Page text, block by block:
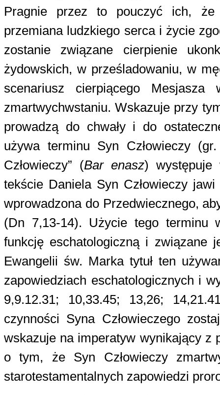
Pragnie przez to pouczyć ich,
przemiana ludzkiego serca i życie
zostanie związane cierpienie
żydowskich, w prześladowaniu, w
scenariusz cierpiącego
zmartwychwstaniu. Wskazuje przy
prowadzą do chwały i do
używa terminu Syn Człowieczy
Człowieczy” (Bar enasz) występuje
tekście Daniela Syn Człowieczy
wprowadzona do Przedwiecznego,
(Dn 7,13-14). Użycie tego terminu
funkcję eschatologiczną i związane
Ewangelii św. Marka tytuł ten
zapowiedziach eschatologicznych i
9,9.12.31; 10,33.45; 13,26;
czynności Syna Człowieczego
wskazuje na imperatyw wynikający z
o tym, że Syn Człowieczy
starotestamentalnych zapowiedzi